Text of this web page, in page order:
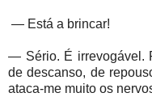
— Está a brincar!
— Sério. É irrevogável.
de descanso, de
ataca-me muito os